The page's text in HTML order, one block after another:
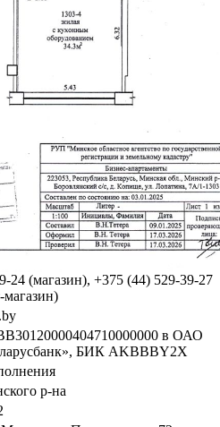
совершения
действий судебного
обязан до начала электронных
( п.2.4.3 Регламента)
унитарное предприятие по
«БелЮрОбеспечение»
т. Дзержинского, 1Б
39-07 (отдел электронных
(17) 275-00-12 (магазин), +375
24 (магазин), +375 (44) 529-39-27
магазин)
в ОАО
БИК AKBBBY2X
р-на